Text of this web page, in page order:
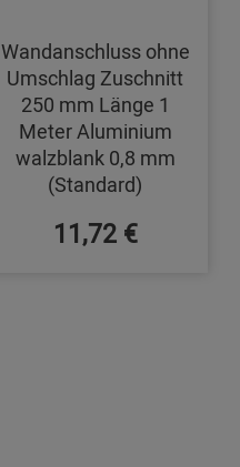
Wandanschluss ohne
Umschlag Zuschnitt
250 mm Länge 1
Meter Aluminium
walzblank 0,8 mm
(Standard)
11,72 €